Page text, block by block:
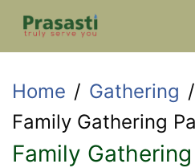
Skip
Home
Gathering
Family Gathering
Family